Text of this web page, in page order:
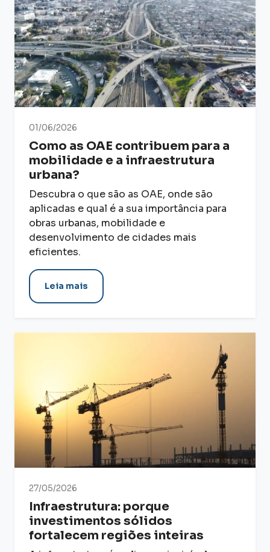
01/06/2026
Como as OAE contribuem para a
mobilidade e a infraestrutura
urbana?
Descubra o que são as OAE, onde são
aplicadas e qual é a sua importância para
obras urbanas, mobilidade e
desenvolvimento de cidades mais
eficientes.
Leia mais
27/05/2026
Infraestrutura: porque
investimentos sólidos
fortalecem regiões inteiras